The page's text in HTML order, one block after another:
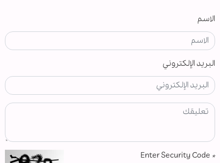
الاسم
البريد الإلكتروني
*